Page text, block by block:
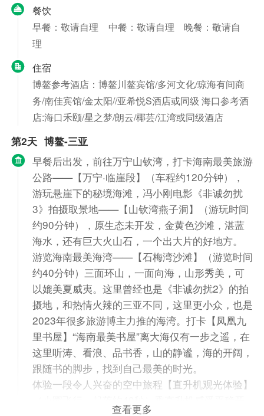
餐饮
早餐：敬请自理
中餐：敬请自理
晚餐：敬请自
理
住宿
博鳌参考酒店：博鳌川鳌宾馆/多河文化/琼海有间商
务/南佳宾馆/金太阳//亚希悦S酒店或同级 海口参考酒
店:海口禾颐/星之梦/朗云/椰芸/江湾或同级酒店
第2天 博鳌-三亚
早餐后出发，前往万宁山钦湾，打卡海南最美旅游
公路——【万宁·临崖段】（车程约120分钟），
游玩悬崖下的秘境海滩，冯小刚电影《非诚勿扰
3》拍摄取景地——【山钦湾燕子洞】（游玩时间
约90分钟），原生态未开发，金黄色沙滩，湛蓝
海水，还有巨大火山石，一个出大片的好地方。
游览海南最美海湾——【石梅湾沙滩】（游览时间
约40分钟）三面环山，一面向海，山形秀美，可
以媲美夏威夷。这里曾经也是《非诚勿扰2》的拍
摄地，和热情火辣的三亚不同，这里更小众，也是
2023年很多旅游博主力推的海湾。打卡【凤凰九
里书屋】“海南最美书屋”离大海仅有一步之遥，在
这里听涛、看浪、品书香，山的静谧，海的开阔，
跟随书的脚步，找到自己最美的时光。
体验一段令人兴奋的空中旅程【直升机观光体验】
查看更多